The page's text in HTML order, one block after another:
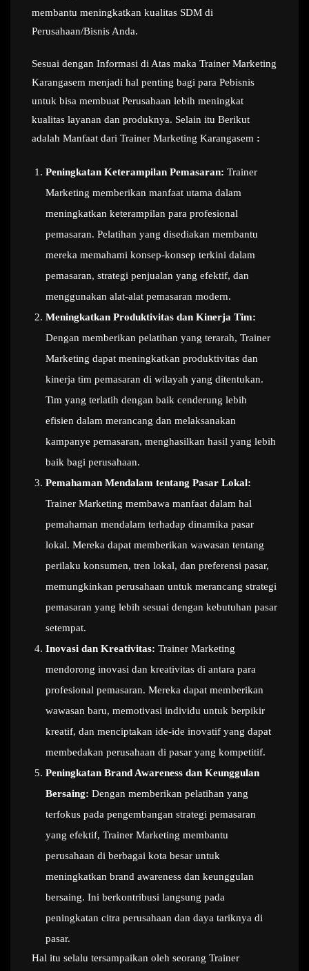
membantu meningkatkan kualitas SDM di
Perusahaan/Bisnis Anda.
Sesuai dengan Informasi di Atas maka Trainer Marketing
Karangasem menjadi hal penting bagi para Pebisnis
untuk bisa membuat Perusahaan lebih meningkat
kualitas layanan dan produknya. Selain itu Berikut
adalah Manfaat dari Trainer Marketing Karangasem :
Peningkatan Keterampilan Pemasaran: Trainer
Marketing memberikan manfaat utama dalam
meningkatkan keterampilan para profesional
pemasaran. Pelatihan yang disediakan membantu
mereka memahami konsep-konsep terkini dalam
pemasaran, strategi penjualan yang efektif, dan
menggunakan alat-alat pemasaran modern.
Meningkatkan Produktivitas dan Kinerja Tim:
Dengan memberikan pelatihan yang terarah, Trainer
Marketing dapat meningkatkan produktivitas dan
kinerja tim pemasaran di wilayah yang ditentukan.
Tim yang terlatih dengan baik cenderung lebih
efisien dalam merancang dan melaksanakan
kampanye pemasaran, menghasilkan hasil yang lebih
baik bagi perusahaan.
Pemahaman Mendalam tentang Pasar Lokal:
Trainer Marketing membawa manfaat dalam hal
pemahaman mendalam terhadap dinamika pasar
lokal. Mereka dapat memberikan wawasan tentang
perilaku konsumen, tren lokal, dan preferensi pasar,
memungkinkan perusahaan untuk merancang strategi
pemasaran yang lebih sesuai dengan kebutuhan pasar
setempat.
Inovasi dan Kreativitas: Trainer Marketing
mendorong inovasi dan kreativitas di antara para
profesional pemasaran. Mereka dapat memberikan
wawasan baru, memotivasi individu untuk berpikir
kreatif, dan menciptakan ide-ide inovatif yang dapat
membedakan perusahaan di pasar yang kompetitif.
Peningkatan Brand Awareness dan Keunggulan
Bersaing: Dengan memberikan pelatihan yang
terfokus pada pengembangan strategi pemasaran
yang efektif, Trainer Marketing membantu
perusahaan di berbagai kota besar untuk
meningkatkan brand awareness dan keunggulan
bersaing. Ini berkontribusi langsung pada
peningkatan citra perusahaan dan daya tariknya di
pasar.
Hal itu selalu tersampaikan oleh seorang Trainer